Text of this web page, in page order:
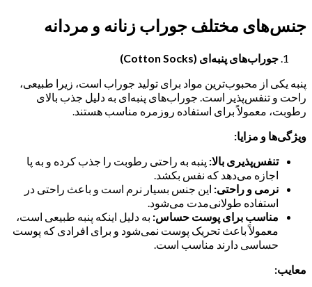
جنس‌های مختلف جوراب زنانه و مردانه
جوراب‌های پنبه‌ای (Cotton Socks)
پنبه یکی از محبوب‌ترین مواد برای تولید جوراب است، زیرا طبیعی،
راحت و تنفس‌پذیر است. جوراب‌های پنبه‌ای به دلیل جذب بالای
رطوبت، معمولاً برای استفاده روزمره مناسب هستند.
ویژگی‌ها و مزایا:
تنفس‌پذیری بالا: پنبه به راحتی رطوبت را جذب کرده و به پا
اجازه می‌دهد که نفس بکشد.
نرمی و راحتی: این جنس بسیار نرم است و باعث راحتی در
استفاده طولانی‌مدت می‌شود.
مناسب برای پوست حساس: به دلیل اینکه پنبه طبیعی است،
معمولاً باعث تحریک پوست نمی‌شود و برای افرادی که پوست
حساسی دارند مناسب است.
معایب: